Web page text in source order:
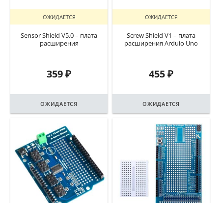
ОЖИДАЕТСЯ
Sensor Shield V5.0 – плата
расширения
359₽
ОЖИДАЕТСЯ
ОЖИДАЕТСЯ
Screw Shield V1 – плата
расширения Arduio Uno
455₽
ОЖИДАЕТСЯ